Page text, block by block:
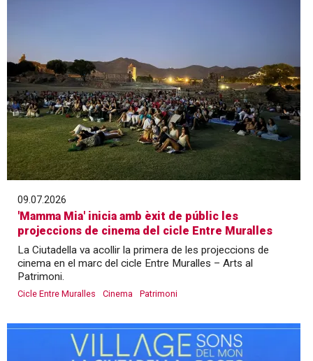
09.07.2026
'Mamma Mia' inicia amb èxit de públic les
projeccions de cinema del cicle Entre Muralles
La Ciutadella va acollir la primera de les projeccions de
cinema en el marc del cicle Entre Muralles – Arts al
Patrimoni.
Cicle Entre Muralles Cinema Patrimoni